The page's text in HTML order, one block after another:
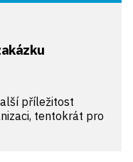
příležitost
tentokrát pro